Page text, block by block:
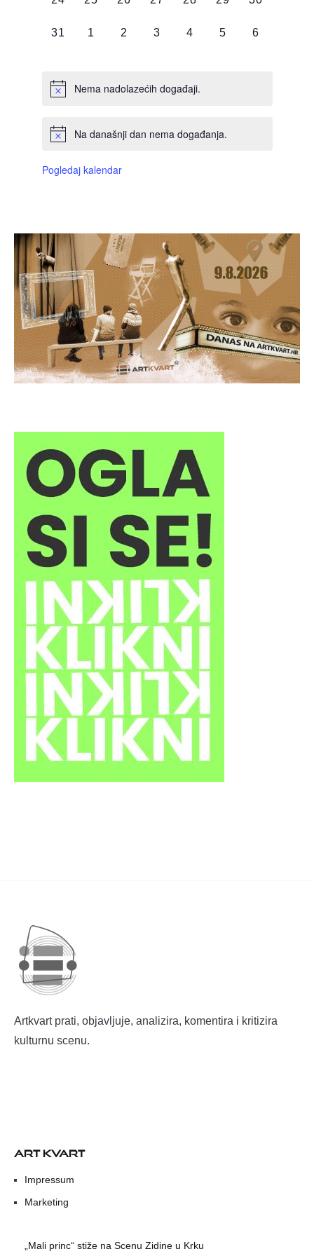
0
31
0
1
0
2
0
3
0
4
0
5
0
6
Nema nadolazećih događaji.
Na današnji dan nema događanja.
Pogledaj kalendar
Artkvart prati, objavljuje, analizira, komentira i kritizira
kulturnu scenu.
ART KVART
Impressum
Marketing
„Mali princ“ stiže na Scenu Zidine u Krku